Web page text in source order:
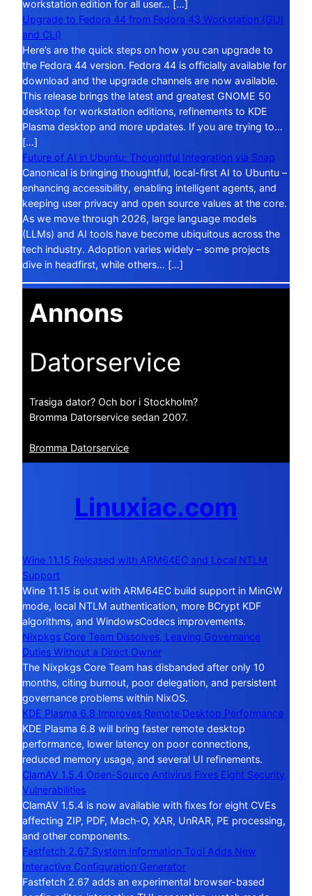
workstation edition for all user… […]
Upgrade to Fedora 44 from Fedora 43 Workstation (GUI
and CLI)
Here’s are the quick steps on how you can upgrade to
the Fedora 44 version. Fedora 44 is officially available for
download and the upgrade channels are now available.
This release brings the latest and greatest GNOME 50
desktop for workstation editions, refinements to KDE
Plasma desktop and more updates. If you are trying to…
[…]
Future of AI in Ubuntu: Thoughtful Integration via Snap
Canonical is bringing thoughtful, local-first AI to Ubuntu –
enhancing accessibility, enabling intelligent agents, and
keeping user privacy and open source values at the core.
As we move through 2026, large language models
(LLMs) and AI tools have become ubiquitous across the
tech industry. Adoption varies widely – some projects
dive in headfirst, while others… […]
Annons
Datorservice
Trasiga dator? Och bor i Stockholm?
Bromma Datorservice sedan 2007.
Bromma Datorservice
Linuxiac.com
Wine 11.15 Released with ARM64EC and Local NTLM
Support
Wine 11.15 is out with ARM64EC build support in MinGW
mode, local NTLM authentication, more BCrypt KDF
algorithms, and WindowsCodecs improvements.
Nixpkgs Core Team Dissolves, Leaving Governance
Duties Without a Direct Owner
The Nixpkgs Core Team has disbanded after only 10
months, citing burnout, poor delegation, and persistent
governance problems within NixOS.
KDE Plasma 6.8 Improves Remote Desktop Performance
KDE Plasma 6.8 will bring faster remote desktop
performance, lower latency on poor connections,
reduced memory usage, and several UI refinements.
ClamAV 1.5.4 Open-Source Antivirus Fixes Eight Security
Vulnerabilities
ClamAV 1.5.4 is now available with fixes for eight CVEs
affecting ZIP, PDF, Mach-O, XAR, UnRAR, PE processing,
and other components.
Fastfetch 2.67 System Information Tool Adds New
Interactive Configuration Generator
Fastfetch 2.67 adds an experimental browser-based